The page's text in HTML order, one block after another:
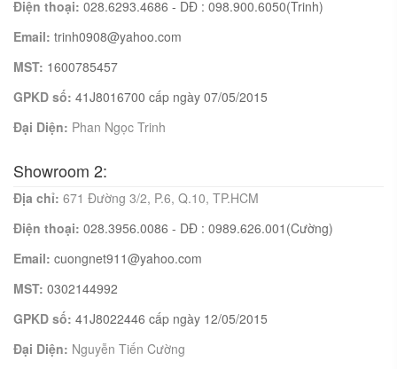
Điện thoại: 028.6293.4686 - DĐ : 098.900.6050(Trinh)
Email: trinh0908@yahoo.com
MST: 1600785457
GPKD số: 41J8016700 cấp ngày 07/05/2015
Đại Diện: Phan Ngọc Trinh
Showroom 2:
Địa chỉ: 671 Đường 3/2, P.6, Q.10, TP.HCM
Điện thoại: 028.3956.0086 - DĐ : 0989.626.001(Cường)
Email: cuongnet911@yahoo.com
MST: 0302144992
GPKD số: 41J8022446 cấp ngày 12/05/2015
Đại Diện: Nguyễn Tiến Cường